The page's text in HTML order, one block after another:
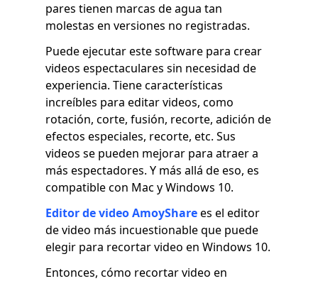
pares tienen marcas de agua tan
molestas en versiones no registradas.
Puede ejecutar este software para crear
videos espectaculares sin necesidad de
experiencia. Tiene características
increíbles para editar videos, como
rotación, corte, fusión, recorte, adición de
efectos especiales, recorte, etc. Sus
videos se pueden mejorar para atraer a
más espectadores. Y más allá de eso, es
compatible con Mac y Windows 10.
Editor de video AmoySharees el editor
de video más incuestionable que puede
elegir para recortar video en Windows 10.
Entonces, cómo recortar video en